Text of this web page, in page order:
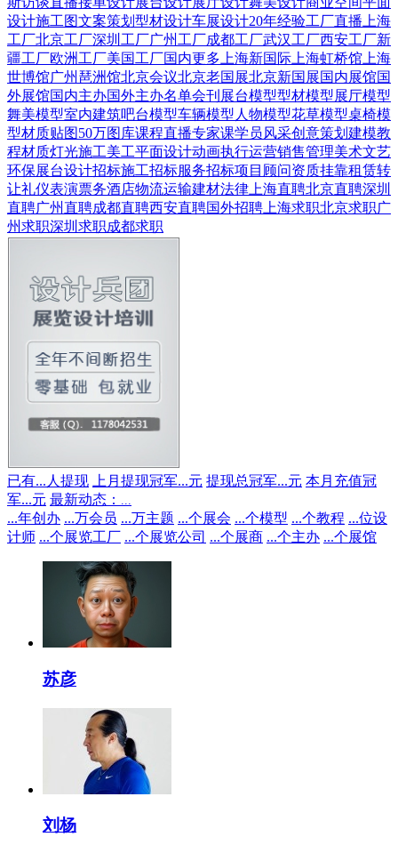
设计施工图文案策划 型材设计车展设计20年经验工厂直播 上海
工厂北京工厂深圳工厂广州工厂成都工厂武汉工厂西安工厂新
疆工厂欧洲工厂美国工厂国内更多 上海新国际 上海虹桥馆 上海
世博馆广州琶洲馆北京会议北京老国展北京新国展国内展馆国
外展馆国内主办国外主办名单会刊 展台模型型材模型展厅模型
舞美模型室内建筑吧台模型车辆模型 人物模型花草模型桌椅模
型材质贴图50万图库课程直播专家课学员风采创意策划 建模教
程材质灯光施工美工平面设计动画执行运营销售管理美术文艺
环保展台设计招标施工招标服务招标项目顾问资质挂靠租赁转
让礼仪表演票务酒店物流运输建材法律 上海直聘北京直聘深圳
直聘广州直聘成都直聘西安直聘国外招聘 上海求职北京求职广
州求职深圳求职成都求职
已有... 人提现 上月提现冠军...元 提现总冠军...元 本月充值冠
军...元 最新动态： ...
...年创办 ...万会员 ...万主题 ...个展会 ...个模型 ...个教程 ...位设
计师 ...个展览工厂 ...个展览公司 ...个展商 ...个主办 ...个展馆
苏彦
刘杨